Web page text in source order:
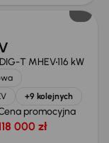
DIG-T MHEV116 kW
+9 kolejnych
promocyjna
000 zł